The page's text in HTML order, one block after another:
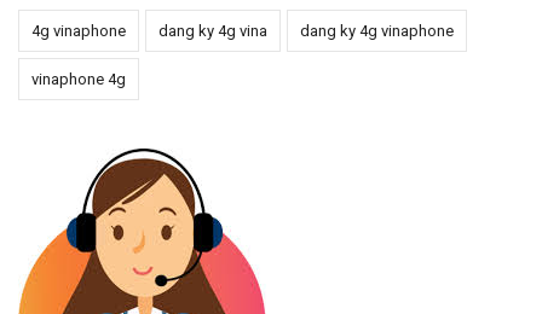
4g vinaphone dang ky 4g vina dang ky 4g vinaphone
vinaphone 4g